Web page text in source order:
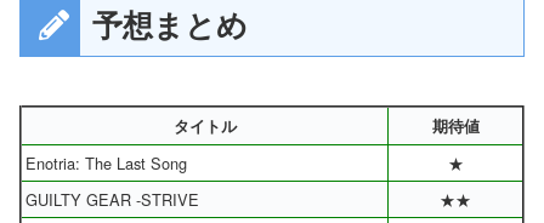
予想まとめ
タイトル 期待値
Enotria: The Last Song
★
GUILTY GEAR -STRIVE
★★